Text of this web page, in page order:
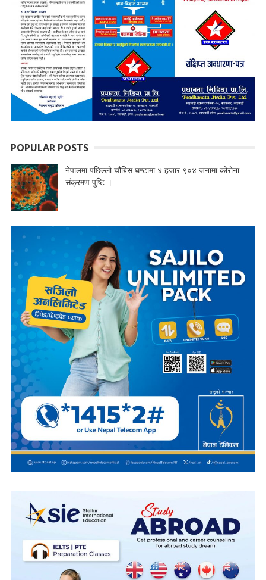
POPULAR POSTS
नेपालमा पछिल्लो चौबिस घण्टामा ४ हजार ९०४ जनामा कोरोना
संक्रमण पुष्टि ।